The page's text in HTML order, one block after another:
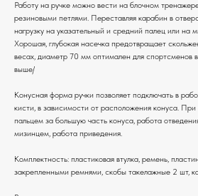
Работу на ручке можно вести на блочном
резиновыми петлями. Переставляя карабин в
нагрузку на указательный и средний палец или на
Хорошая, глубокая насечка предотвращает
весах, диаметр 70 мм оптимален для спортсменов
выше/
Конусная форма ручки позволяет подключать в
кисти, в зависимости от расположения конуса. При
пальцем за большую часть конуса, работа
мизинцем, работа приведения.
Комплектность: пластиковая втулка, ремень,
закрепленными ремнями, скобы такелажные 2 шт,